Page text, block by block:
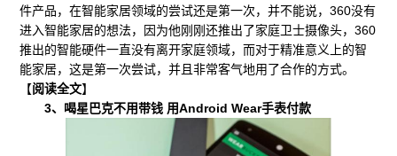
件产品，在智能家居领域的尝试还是第一次，并不能说，360没有
进入智能家居的想法，因为他刚刚还推出了家庭卫士摄像头，360
推出的智能硬件一直没有离开家庭领域，而对于精准意义上的智
能家居，这是第一次尝试，并且非常客气地用了合作的方式。
【阅读全文】
3、喝星巴克不用带钱 用Android Wear手表付款